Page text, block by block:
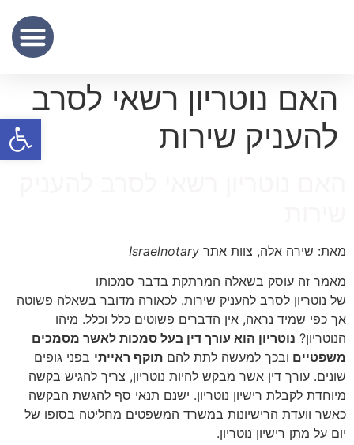
האם נוטריון רשאי לסרב
להעניק שירות
מאת: שירה אלה, צוות אתר Israelnotary
מאמר זה עוסק בשאלה המרתקת בדבר סמכותו
של נוטריון לסרב להעניק שירות. לכאורה מדובר בשאלה פשוטה
אך כפי שמיד נראה, אין הדברים פשוטים כלל וכלל. מיהו
הנוטריון? נוטריון הוא עורך דין בעל סמכות לאשר מסמכים
משפטיים ובכך למעשה לתת להם תוקף ראייתי בפני גופים
שונים. עורך דין אשר מבקש להיות נוטריון, צריך להגיש בקשה
מיוחדת לקבלת רישיון נוטריון. ישנם תנאי סף להגשת הבקשה
כאשר וועדת הרישיונות במשרד המשפטים מחליטה בסופו של
יום על מתן רישיון נוטריון.
פתח